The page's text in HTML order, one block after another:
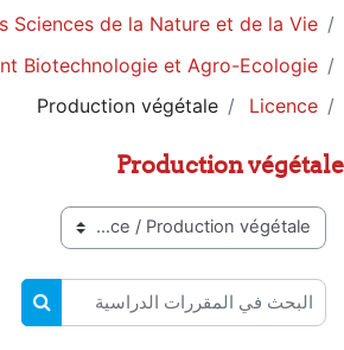
Sciences de la Nature et de la Vie
Biotechnologie et Agro-Ecologie
Licence
Production végétale
Production végétale
تصنيفات المقررات
البحث في المقررات الدراسية